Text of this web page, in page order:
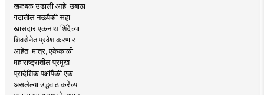
खळबळ उडाली आहे. उबाठा
गटातील नऊपैकी सहा
खासदार एकनाथ शिंदेंच्या
शिवसेनेत प्रवेश करणार
आहेत. मात्र, एकेकाळी
महाराष्ट्रातील प्रमुख
प्रादेशिक पक्षांपैकी एक
असलेल्या उद्धव ठाकरेंच्या